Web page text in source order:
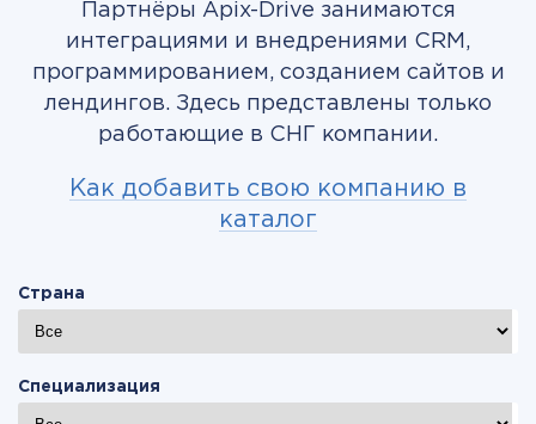
Партнёры Apix-Drive занимаются
интеграциями и внедрениями CRM,
программированием, созданием сайтов и
лендингов. Здесь представлены только
работающие в СНГ компании.
Как добавить свою компанию в
каталог
Страна
Специализация